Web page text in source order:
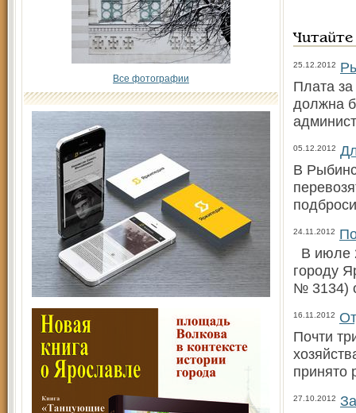
Все фотографии
25.12.2012
Плата
должна
05.12.2012
В
24.11.2012
В июле
городу
№ 3134)
16.11.2012
Почти
принято
27.10.2012